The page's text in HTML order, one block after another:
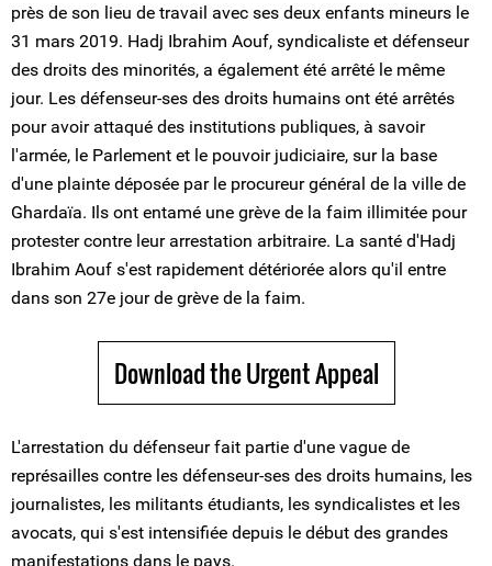
près de son lieu de travail avec ses deux enfants mineurs le
31 mars 2019. Hadj Ibrahim Aouf, syndicaliste et défenseur
des droits des minorités, a également été arrêté le même
jour. Les défenseur-ses des droits humains ont été arrêtés
pour avoir attaqué des institutions publiques, à savoir
l'armée, le Parlement et le pouvoir judiciaire, sur la base
d'une plainte déposée par le procureur général de la ville de
Ghardaïa. Ils ont entamé une grève de la faim illimitée pour
protester contre leur arrestation arbitraire. La santé d'Hadj
Ibrahim Aouf s'est rapidement détériorée alors qu'il entre
dans son 27e jour de grève de la faim.
Download the Urgent Appeal
L'arrestation du défenseur fait partie d'une vague de
représailles contre les défenseur-ses des droits humains, les
journalistes, les militants étudiants, les syndicalistes et les
avocats, qui s'est intensifiée depuis le début des grandes
manifestations dans le pays.